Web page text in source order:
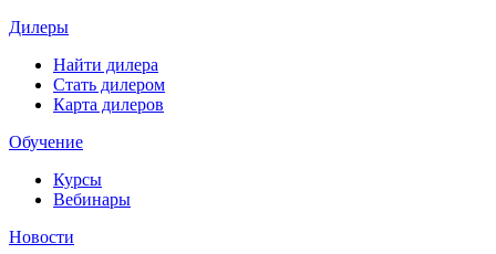
Дилеры
Найти дилера
Cтать дилером
Карта дилеров
Обучение
Курсы
Вебинары
Новости